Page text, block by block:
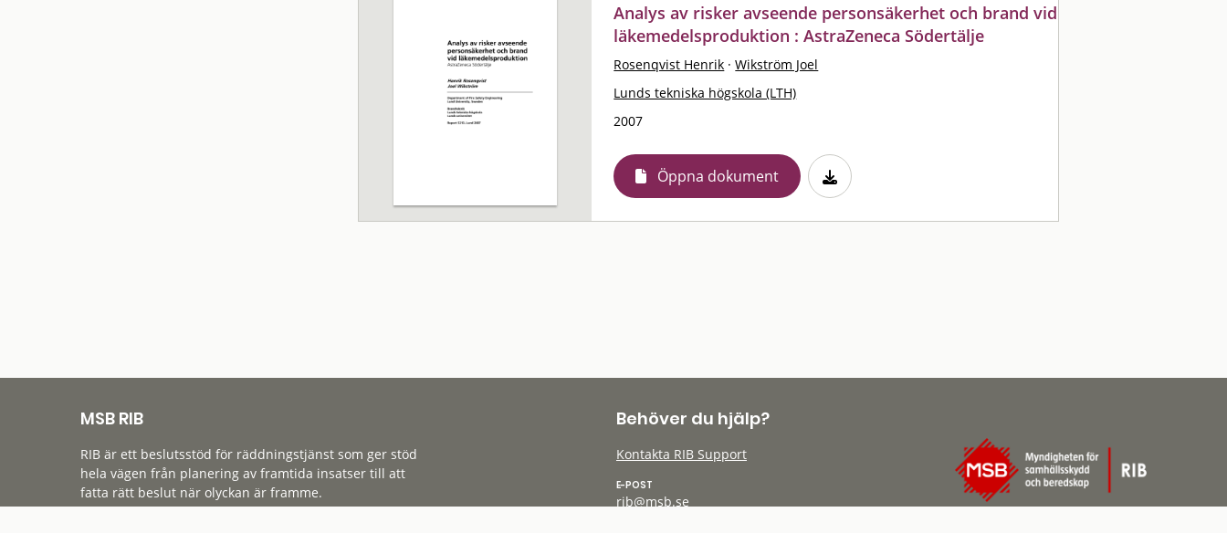
Analys av risker avseende personsäkerhet och brand vid
läkemedelsproduktion : AstraZeneca Södertälje
Rosenqvist Henrik · Wikström Joel
Lunds tekniska högskola (LTH)
2007
Öppna dokument
MSB RIB
RIB är ett beslutsstöd för räddningstjänst som ger stöd
hela vägen från planering av framtida insatser till att
fatta rätt beslut när olyckan är framme.
Behöver du hjälp?
Kontakta RIB Support
E-POST
rib@msb.se